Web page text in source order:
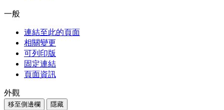
一般
連結至此的頁面
相關變更
可列印版
固定連結
頁面資訊
外觀
移至側邊欄 隱藏